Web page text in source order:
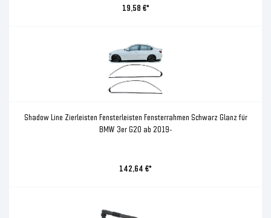
19,58 €*
Shadow Line Zierleisten Fensterleisten Fensterrahmen Schwarz Glanz für
BMW 3er G20 ab 2019-
142,64 €*